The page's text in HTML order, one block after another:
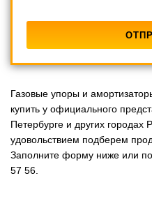
Газовые упоры и
купить у официального
Петербурге и других
удовольствием подберем
Заполните форму ниже или
57 56.